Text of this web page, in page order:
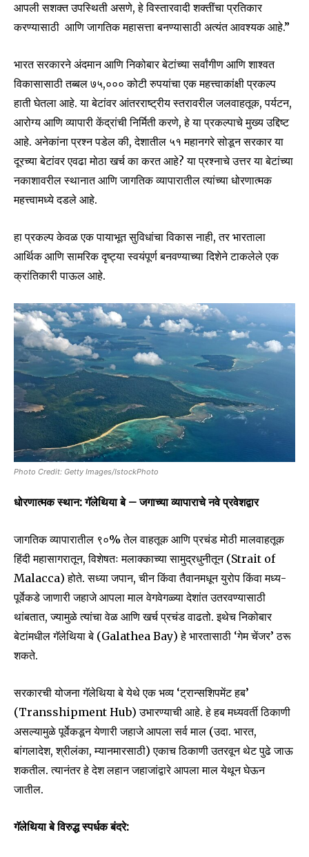
आपली सशक्त उपस्थिती असणे, हे विस्तारवादी शक्तींचा प्रतिकार
करण्यासाठी आणि जागतिक महासत्ता बनण्यासाठी अत्यंत आवश्यक आहे.”
भारत सरकारने अंदमान आणि निकोबार बेटांच्या सर्वांगीण आणि शाश्वत
विकासासाठी तब्बल ७५,००० कोटी रुपयांचा एक महत्त्वाकांक्षी प्रकल्प
हाती घेतला आहे. या बेटांवर आंतरराष्ट्रीय स्तरावरील जलवाहतूक, पर्यटन,
आरोग्य आणि व्यापारी केंद्रांची निर्मिती करणे, हे या प्रकल्पाचे मुख्य उद्दिष्ट
आहे. अनेकांना प्रश्न पडेल की, देशातील ५१ महानगरे सोडून सरकार या
दूरच्या बेटांवर एवढा मोठा खर्च का करत आहे? या प्रश्नाचे उत्तर या बेटांच्या
नकाशावरील स्थानात आणि जागतिक व्यापारातील त्यांच्या धोरणात्मक
महत्त्वामध्ये दडले आहे.
हा प्रकल्प केवळ एक पायाभूत सुविधांचा विकास नाही, तर भारताला
आर्थिक आणि सामरिक दृष्ट्या स्वयंपूर्ण बनवण्याच्या दिशेने टाकलेले एक
क्रांतिकारी पाऊल आहे.
Photo Credit: Getty Images/IstockPhoto
धोरणात्मक स्थान: गॅलेथिया बे – जगाच्या व्यापाराचे नवे प्रवेशद्वार
जागतिक व्यापारातील ९०% तेल वाहतूक आणि प्रचंड मोठी मालवाहतूक
हिंदी महासागरातून, विशेषतः मलाक्काच्या सामुद्रधुनीतून (Strait of
Malacca) होते. सध्या जपान, चीन किंवा तैवानमधून युरोप किंवा मध्य-
पूर्वेकडे जाणारी जहाजे आपला माल वेगवेगळ्या देशांत उतरवण्यासाठी
थांबतात, ज्यामुळे त्यांचा वेळ आणि खर्च प्रचंड वाढतो. इथेच निकोबार
बेटांमधील गॅलेथिया बे (Galathea Bay) हे भारतासाठी ‘गेम चेंजर’ ठरू
शकते.
सरकारची योजना गॅलेथिया बे येथे एक भव्य ‘ट्रान्सशिपमेंट हब’
(Transshipment Hub) उभारण्याची आहे. हे हब मध्यवर्ती ठिकाणी
असल्यामुळे पूर्वेकडून येणारी जहाजे आपला सर्व माल (उदा. भारत,
बांगलादेश, श्रीलंका, म्यानमारसाठी) एकाच ठिकाणी उतरवून थेट पुढे जाऊ
शकतील. त्यानंतर हे देश लहान जहाजांद्वारे आपला माल येथून घेऊन
जातील.
गॅलेथिया बे विरुद्ध स्पर्धक बंदरे: